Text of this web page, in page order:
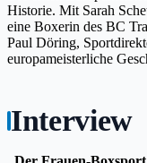
Historie. Mit Sarah
eine Boxerin des BC
Paul Döring,
europameisterliche
Interview